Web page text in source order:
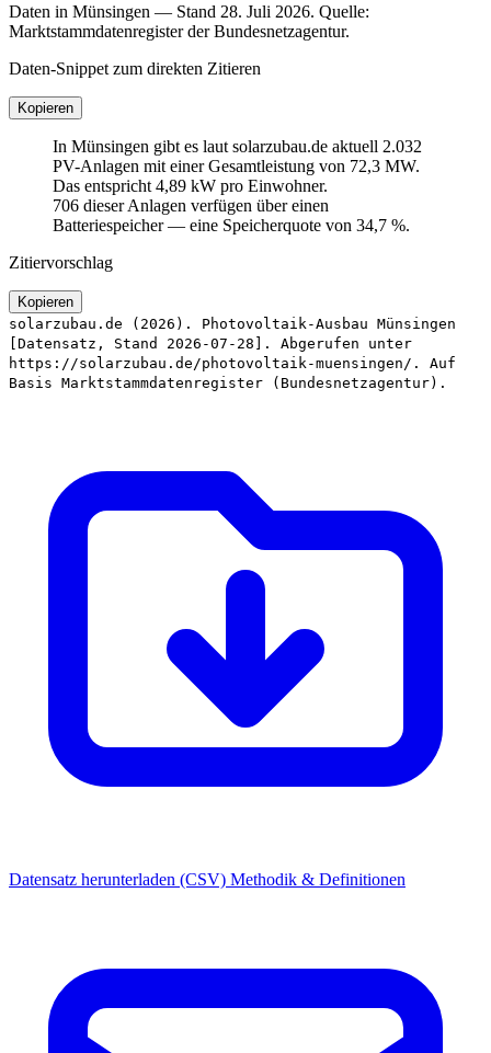
Daten in Münsingen — Stand 28. Juli 2026. Quelle:
Marktstammdatenregister der Bundesnetzagentur.
Daten-Snippet zum direkten Zitieren
Kopieren
In Münsingen gibt es laut solarzubau.de aktuell 2.032
PV-Anlagen mit einer Gesamtleistung von 72,3 MW.
Das entspricht 4,89 kW pro Einwohner.
706 dieser Anlagen verfügen über einen
Batteriespeicher — eine Speicherquote von 34,7 %.
Zitiervorschlag
Kopieren
solarzubau.de (2026). Photovoltaik-Ausbau Münsingen
[Datensatz, Stand 2026-07-28]. Abgerufen unter
https://solarzubau.de/photovoltaik-muensingen/. Auf
Basis Marktstammdatenregister (Bundesnetzagentur).
Datensatz herunterladen (CSV) Methodik & Definitionen